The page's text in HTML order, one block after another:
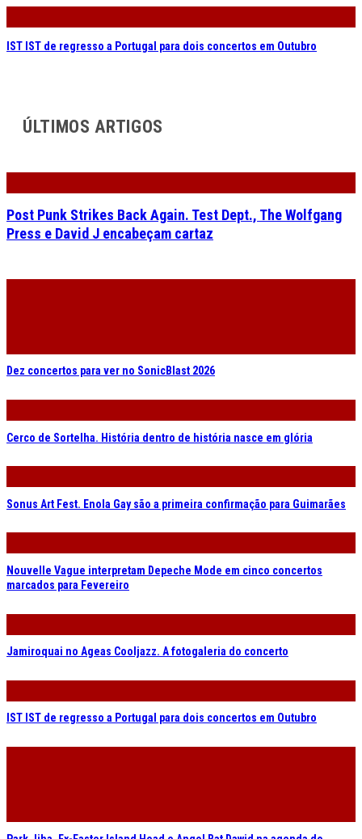
IST IST de regresso a Portugal para dois concertos em Outubro
ÚLTIMOS ARTIGOS
Post Punk Strikes Back Again. Test Dept., The Wolfgang
Press e David J encabeçam cartaz
Dez concertos para ver no SonicBlast 2026
Cerco de Sortelha. História dentro de história nasce em glória
Sonus Art Fest. Enola Gay são a primeira confirmação para Guimarães
Nouvelle Vague interpretam Depeche Mode em cinco concertos
marcados para Fevereiro
Jamiroquai no Ageas Cooljazz. A fotogaleria do concerto
IST IST de regresso a Portugal para dois concertos em Outubro